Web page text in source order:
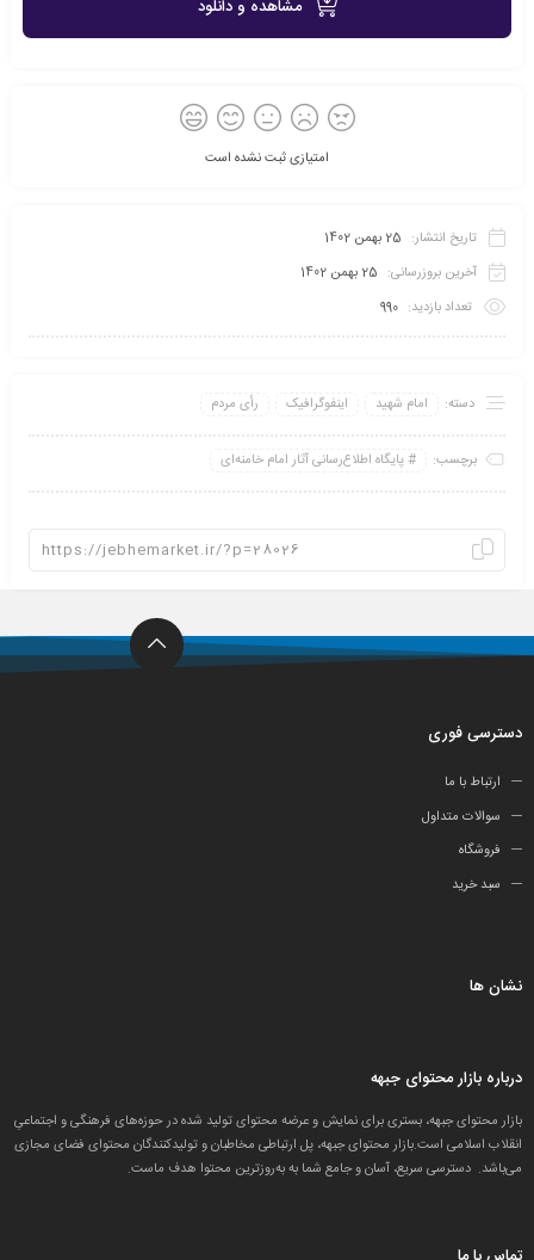
مشاهده و دانلود
امتیازی ثبت نشده است
تاریخ انتشار: 25 بهمن 1402
آخرین بروزرسانی: 25 بهمن 1402
تعداد بازدید: 990
دسته: امام شهید اینفو‌گرافیک رأی مردم
برچسب: پايگاه اطلاع‌رسانی آثار امام خامنه‌ای
دسترسی فوری
ارتباط با ما
سوالات متداول
فروشگاه
سبد خرید
نشان ها
درباره بازار محتوای جبهه
بازار محتوای جبهه، بستری برای نمایش و عرضه محتوای تولید شده در حوزه‌های فرهنگی و اجتماعیِ
انقلاب اسلامی است.بازار محتوای جبهه، پل ارتباطی مخاطبان و تولید‌کنندگان محتوای فضای مجازی
می‌باشد. دسترسی سریع، آسان و جامع شما به به‌روزترین محتوا هدف ماست.